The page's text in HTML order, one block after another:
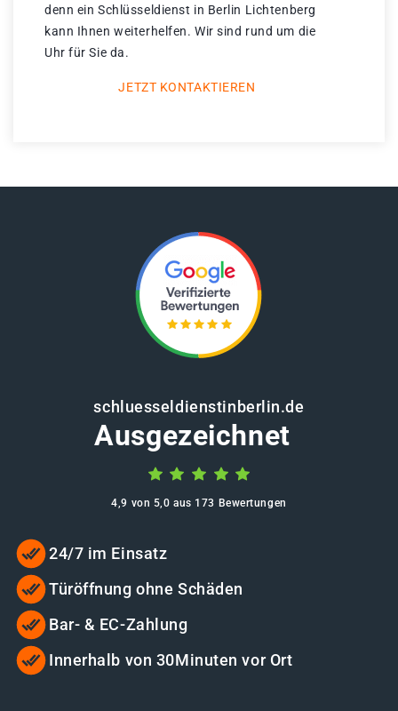
denn ein Schlüsseldienst in Berlin Lichtenberg
kann Ihnen weiterhelfen. Wir sind rund um die
Uhr für Sie da.
JETZT KONTAKTIEREN
schluesseldienstinberlin.de
Ausgezeichnet
4,9 von 5,0 aus 173 Bewertungen
24/7 im Einsatz
Türöffnung ohne Schäden
Bar- & EC-Zahlung
Innerhalb von 30Minuten vor Ort